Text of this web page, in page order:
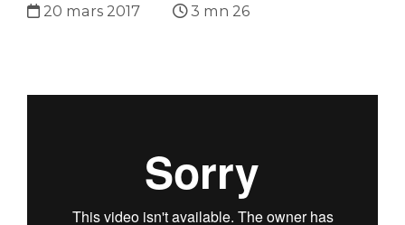
20 mars 2017 3 mn 26